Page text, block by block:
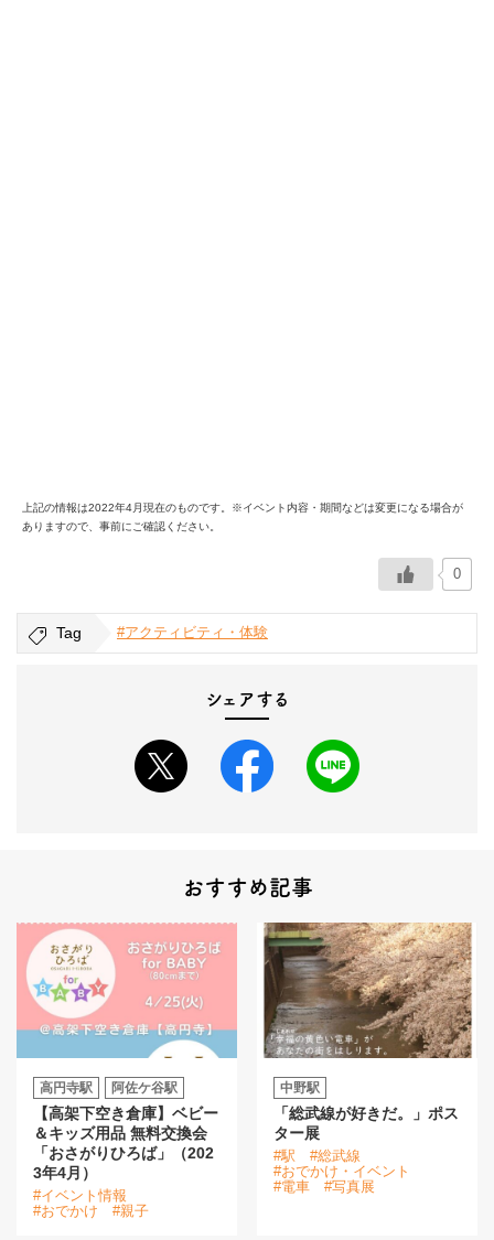
上記の情報は2022年4月現在のものです。※イベント内容・期間などは変更になる場合が
ありますので、事前にご確認ください。
0
Tag #アクティビティ・体験
シェアする
おすすめ記事
高円寺駅 阿佐ケ谷駅
【高架下空き倉庫】ベビー
＆キッズ用品 無料交換会
「おさがりひろば」（202
3年4月）
#イベント情報
#おでかけ
#親子
中野駅
「総武線が好きだ。」ポス
ター展
#駅
#総武線
#おでかけ・イベント
#電車
#写真展